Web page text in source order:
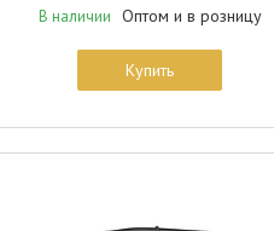
В наличии Оптом и в розницу
Купить